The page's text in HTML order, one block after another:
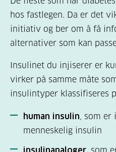
hos fastlegen. Da er det
initiativ og ber om å få
alternativer som kan
Insulinet du injiserer er
virker på samme måte
insulintyper klassifiseres
human insulin, som er
menneskelig insulin
insulinanaloger